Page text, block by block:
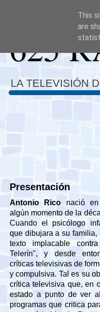
625
LA TELEVISIÓN
Presentación
Antonio Rico nació
algún momento de la
Cuando el psicólogo
que dibujara a su familia,
texto implacable
Telerín", y desde
críticas televisivas de
y compulsiva. Tal es su
crítica televisiva que, en
estado a punto de ver
programas que critica
This
are